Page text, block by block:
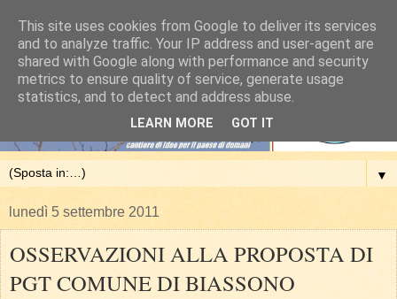
▼
lunedì 5 settembre 2011
OSSERVAZIONI ALLA PROPOSTA DI
PGT COMUNE DI BIASSONO
This site uses cookies from Google to deliver its services
and to analyze traffic. Your IP address and user-agent are
shared with Google along with performance and security
metrics to ensure quality of service, generate usage
statistics, and to detect and address abuse.
LEARN MORE GOT IT